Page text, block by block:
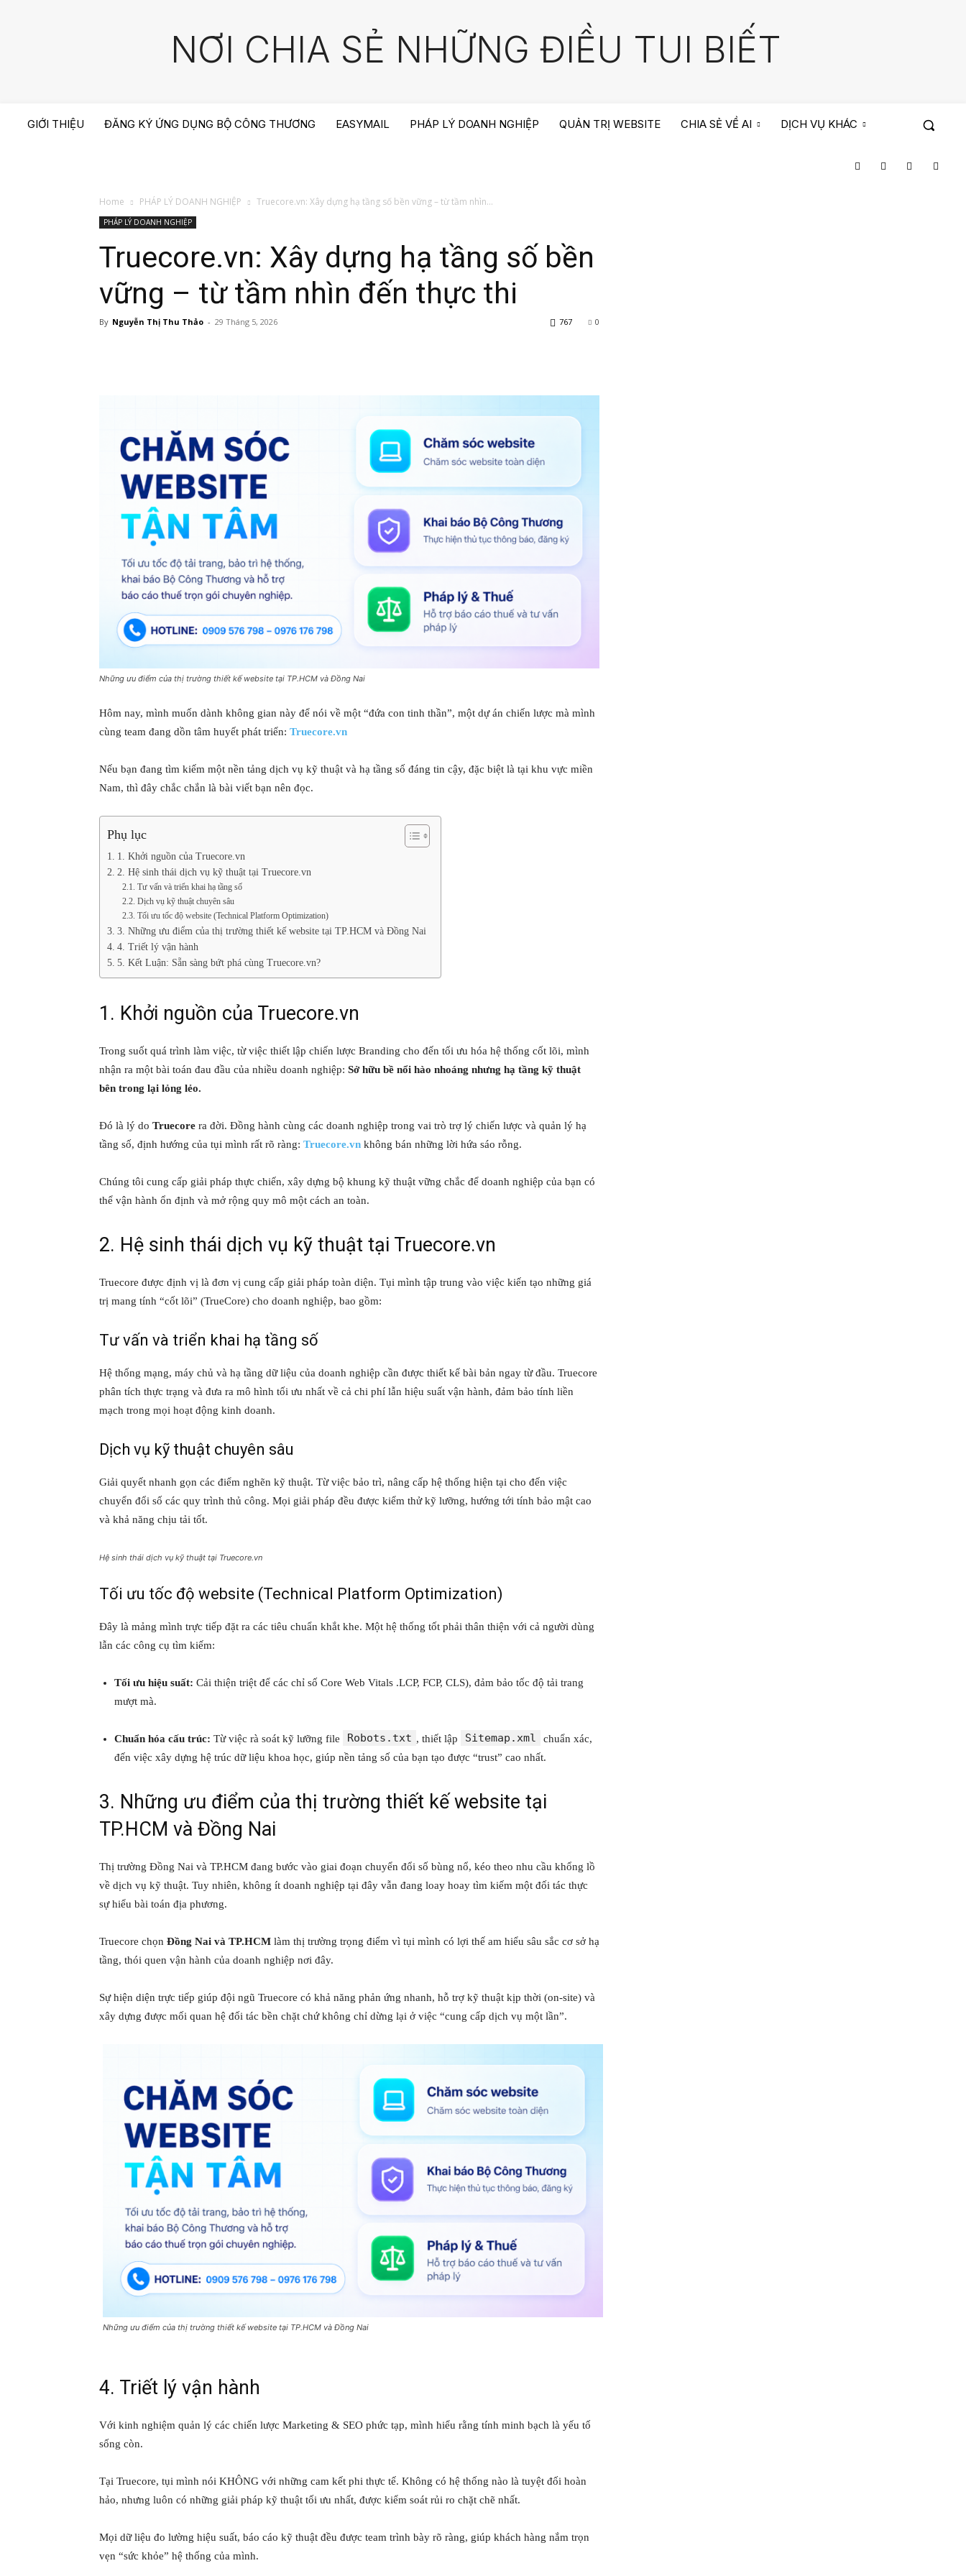
NƠI CHIA SẺ NHỮNG ĐIỀU TUI BIẾT
GIỚI THIỆU ĐĂNG KÝ ỨNG DỤNG BỘ CÔNG THƯƠNG EASYMAIL PHÁP LÝ DOANH NGHIỆP QUẢN TRỊ WEBSITE CHIA SẺ VỀ AI DỊCH VỤ KHÁC
Home PHÁP LÝ DOANH NGHIỆP Truecore.vn: Xây dựng hạ tầng số bền vững – từ tầm nhìn...
PHÁP LÝ DOANH NGHIỆP
Truecore.vn: Xây dựng hạ tầng số bền
vững – từ tầm nhìn đến thực thi
By Nguyễn Thị Thu Thảo - 29 Tháng 5, 2026 0
767
Những ưu điểm của thị trường thiết kế website tại TP.HCM và Đồng Nai
Hôm nay, mình muốn dành không gian này để nói về một “đứa con tinh thần”, một dự án chiến lược mà mình
cùng team đang dồn tâm huyết phát triển: Truecore.vn
Nếu bạn đang tìm kiếm một nền tảng dịch vụ kỹ thuật và hạ tầng số đáng tin cậy, đặc biệt là tại khu vực miền
Nam, thì đây chắc chắn là bài viết bạn nên đọc.
Phụ lục
1. Khởi nguồn của Truecore.vn
2. Hệ sinh thái dịch vụ kỹ thuật tại Truecore.vn
Tư vấn và triển khai hạ tầng số
Dịch vụ kỹ thuật chuyên sâu
Tối ưu tốc độ website (Technical Platform Optimization)
3. Những ưu điểm của thị trường thiết kế website tại TP.HCM và Đồng Nai
4. Triết lý vận hành
5. Kết Luận: Sẵn sàng bứt phá cùng Truecore.vn?
1. Khởi nguồn của Truecore.vn
Trong suốt quá trình làm việc, từ việc thiết lập chiến lược Branding cho đến tối ưu hóa hệ thống cốt lõi, mình
nhận ra một bài toán đau đầu của nhiều doanh nghiệp: Sở hữu bề nổi hào nhoáng nhưng hạ tầng kỹ thuật
bên trong lại lỏng lẻo.
Đó là lý do Truecore ra đời. Đồng hành cùng các doanh nghiệp trong vai trò trợ lý chiến lược và quản lý hạ
tầng số, định hướng của tụi mình rất rõ ràng: Truecore.vn không bán những lời hứa sáo rỗng.
Chúng tôi cung cấp giải pháp thực chiến, xây dựng bộ khung kỹ thuật vững chắc để doanh nghiệp của bạn có
thể vận hành ổn định và mở rộng quy mô một cách an toàn.
2. Hệ sinh thái dịch vụ kỹ thuật tại Truecore.vn
Truecore được định vị là đơn vị cung cấp giải pháp toàn diện. Tụi mình tập trung vào việc kiến tạo những giá
trị mang tính “cốt lõi” (TrueCore) cho doanh nghiệp, bao gồm:
Tư vấn và triển khai hạ tầng số
Hệ thống mạng, máy chủ và hạ tầng dữ liệu của doanh nghiệp cần được thiết kế bài bản ngay từ đầu. Truecore
phân tích thực trạng và đưa ra mô hình tối ưu nhất về cả chi phí lẫn hiệu suất vận hành, đảm bảo tính liền
mạch trong mọi hoạt động kinh doanh.
Dịch vụ kỹ thuật chuyên sâu
Giải quyết nhanh gọn các điểm nghẽn kỹ thuật. Từ việc bảo trì, nâng cấp hệ thống hiện tại cho đến việc
chuyển đổi số các quy trình thủ công. Mọi giải pháp đều được kiểm thử kỹ lưỡng, hướng tới tính bảo mật cao
và khả năng chịu tải tốt.
Hệ sinh thái dịch vụ kỹ thuật tại Truecore.vn
Tối ưu tốc độ website (Technical Platform Optimization)
Đây là mảng mình trực tiếp đặt ra các tiêu chuẩn khắt khe. Một hệ thống tốt phải thân thiện với cả người dùng
lẫn các công cụ tìm kiếm:
Tối ưu hiệu suất: Cải thiện triệt để các chỉ số Core Web Vitals .LCP, FCP, CLS), đảm bảo tốc độ tải trang
mượt mà.
Chuẩn hóa cấu trúc: Từ việc rà soát kỹ lưỡng file Robots.txt , thiết lập Sitemap.xml
chuẩn xác,
đến việc xây dựng hệ trúc dữ liệu khoa học, giúp nền tảng số của bạn tạo được “trust” cao nhất.
3. Những ưu điểm của thị trường thiết kế website tại
TP.HCM và Đồng Nai
Thị trường Đồng Nai và TP.HCM đang bước vào giai đoạn chuyển đổi số bùng nổ, kéo theo nhu cầu khổng lồ
về dịch vụ kỹ thuật. Tuy nhiên, không ít doanh nghiệp tại đây vẫn đang loay hoay tìm kiếm một đối tác thực
sự hiểu bài toán địa phương.
Truecore chọn Đồng Nai và TP.HCM làm thị trường trọng điểm vì tụi mình có lợi thế am hiểu sâu sắc cơ sở hạ
tầng, thói quen vận hành của doanh nghiệp nơi đây.
Sự hiện diện trực tiếp giúp đội ngũ Truecore có khả năng phản ứng nhanh, hỗ trợ kỹ thuật kịp thời (on-site) và
xây dựng được mối quan hệ đối tác bền chặt chứ không chỉ dừng lại ở việc “cung cấp dịch vụ một lần”.
Những ưu điểm của thị trường thiết kế website tại TP.HCM và Đồng Nai
4. Triết lý vận hành
Với kinh nghiệm quản lý các chiến lược Marketing & SEO phức tạp, mình hiểu rằng tính minh bạch là yếu tố
sống còn.
Tại Truecore, tụi mình nói KHÔNG với những cam kết phi thực tế. Không có hệ thống nào là tuyệt đối hoàn
hảo, nhưng luôn có những giải pháp kỹ thuật tối ưu nhất, được kiểm soát rủi ro chặt chẽ nhất.
Mọi dữ liệu đo lường hiệu suất, báo cáo kỹ thuật đều được team trình bày rõ ràng, giúp khách hàng nắm trọn
vẹn “sức khỏe” hệ thống của mình.